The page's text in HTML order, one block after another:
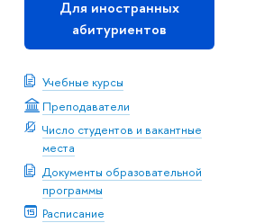
Для иностранных
абитуриентов
Учебные курсы
Преподаватели
Число студентов и вакантные
места
Документы образовательной
программы
Расписание